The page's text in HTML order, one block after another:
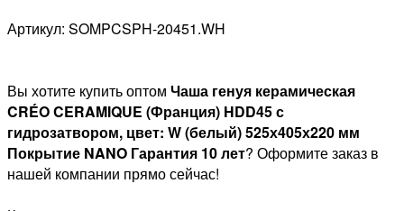
Артикул: SOMPCSPH-20451.WH
Вы хотите купить оптом Чаша генуя керамическая
CRÉO CERAMIQUE (Франция) HDD45 с
гидрозатвором, цвет: W (белый) 525х405х220 мм
Покрытие NANO Гарантия 10 лет? Оформите заказ в
нашей компании прямо сейчас!